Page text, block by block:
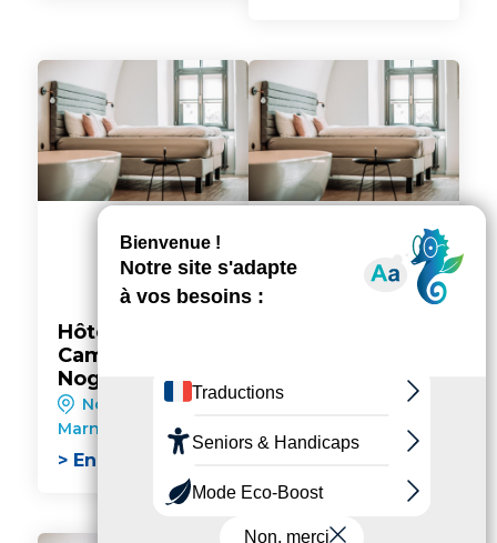
Hôtel
Campanile
Nogent-sur-
Marne***
Nogent-sur-
Marne
> En savoir plus
Marne
> En savoir plus